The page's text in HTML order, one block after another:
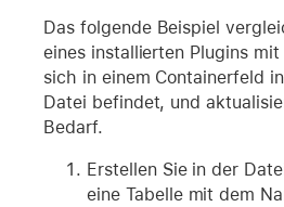
Das folgende Beispiel
eines installierten Plugins
sich in einem Containerfeld
Datei befindet, und
Bedarf.
Erstellen Sie in der
eine Tabelle mit dem